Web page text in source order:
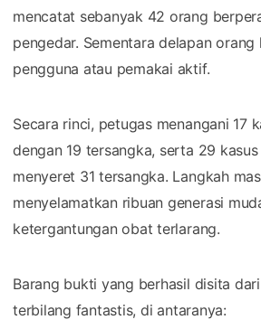
mencatat sebanyak 42 orang
pengedar. Sementara delapan orang
pengguna atau pemakai aktif.
​Secara rinci, petugas menangani 17
dengan 19 tersangka, serta 29
menyeret 31 tersangka. Langkah
menyelamatkan ribuan generasi
ketergantungan obat terlarang.
​Barang bukti yang berhasil disita
terbilang fantastis, di antaranya: